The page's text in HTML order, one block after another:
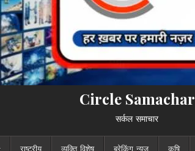
Circle Samachar
सर्कल समाचार